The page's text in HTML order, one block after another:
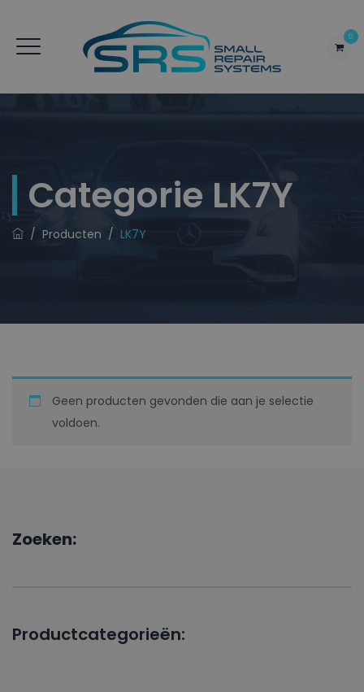
0
Categorie LK7Y
/ Producten / LK7Y
Geen producten gevonden die aan je selectie
voldoen.
Zoeken:
Productcategorieën: